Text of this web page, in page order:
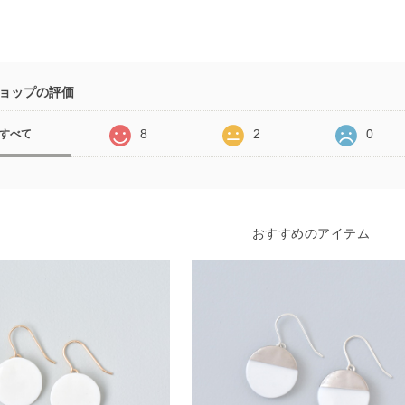
ップの評価
べて 8 2 0
おすすめのアイテム